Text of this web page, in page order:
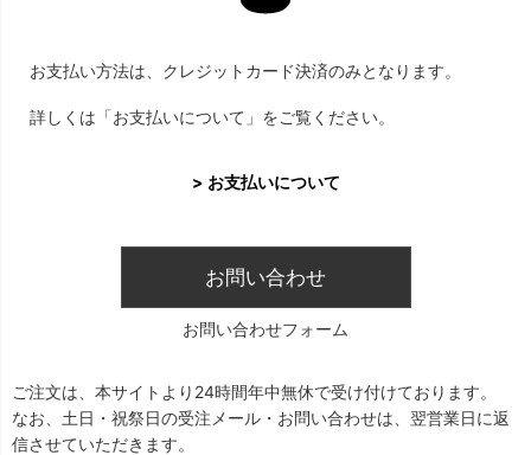
お支払い方法は、クレジットカード決済のみとなります。
詳しくは「お支払いについて」をご覧ください。
> お支払いについて
お問い合わせ
お問い合わせフォーム
ご注文は、本サイトより24時間年中無休で受け付けております。
なお、土日・祝祭日の受注メール・お問い合わせは、翌営業日に返
信させていただきます。